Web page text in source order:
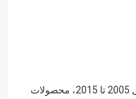
ما تولید کننده مدل های مختلف موتور سیکلت هستیم.ما در سال 2005، واقع در چونگ کینگ، چین تاسیس شد.از سال 2005 تا 2015، محصولات